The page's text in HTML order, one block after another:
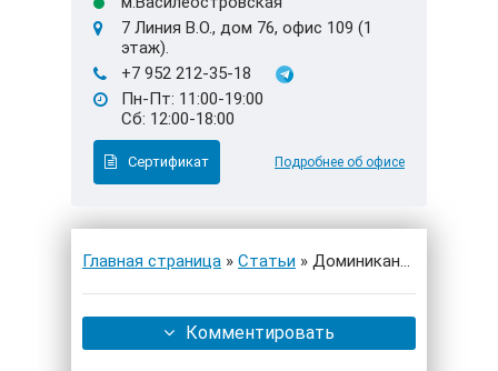
7 Линия В.О., дом 76, офис 109 (1
этаж).
+7 952 212-35-18
Пн-Пт: 11:00-19:00
Сб: 12:00-18:00
Сертификат Подробнее об офисе
Главная страница » Статьи » Доминиканская
Комментировать